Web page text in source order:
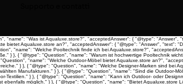
"Was ist Aqualuxe.store?", "acceptedAnswer": { "@type":
bietet Aqualuxe.store an?", "acceptedAnswer": { "@type": "Answer", "text":
"name": "Welche Pooltechnik finde ich bei Aqualuxe.store?",
} }, { "@type": "Question", "name": "Warum ist hochwertige Pooltechnik
"name": "Welche Outdoor-Möbel bietet Aqualuxe.store an?",
} }, { "@type": "Question", "name": "Welche Designer-Marken sind
Manufakturen." } }, { "@type": "Question", "name": "Sind die
Textilien." } }, { "@type": "Question", "name": "Kann ich Outdoor- oder
möglich." } }, { "@type": "Question", "name": "Bietet